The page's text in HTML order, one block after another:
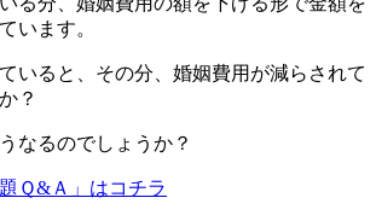
います。
いると、その分、婚姻費用が減らされて
？
なるのでしょうか？
Ｑ&Ａ」はコチラ